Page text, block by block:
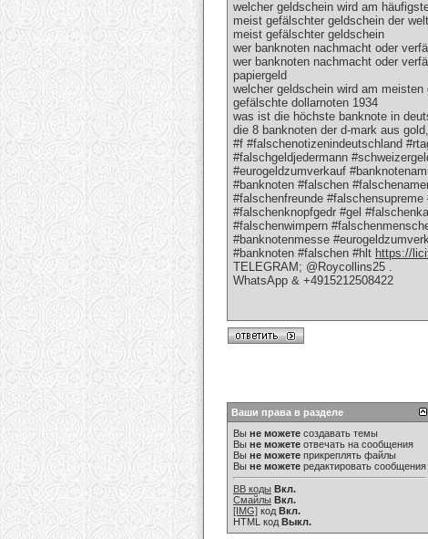
welcher geldschein wird am
meist gefälschter geldschein der welt
meist gefälschter geldschein
wer banknoten nachmacht oder
wer banknoten nachmacht oder
papiergeld
welcher geldschein wird am meisten
gefälschte dollarnoten 1934
was ist die höchste banknote in
die 8 banknoten der d-mark aus
#f #falschenotizenindeutschland
#falschgeldjedermann
#eurogeldzumverkauf
#banknoten #falschen
#falschenfreunde
#falschenknopfgedr #gel
#falschenwimpern
#banknotenmesse
#banknoten #falschen #hlt https://
TELEGRAM; @Roycollins25 .
WhatsApp & +4915212508422
Ваши права в разделе
Вы не можете создавать темы
Вы не можете отвечать на сообщения
Вы не можете прикреплять файлы
Вы не можете редактировать сообщения
BB коды Вкл.
Смайлы Вкл.
[IMG] код Вкл.
HTML код Выкл.